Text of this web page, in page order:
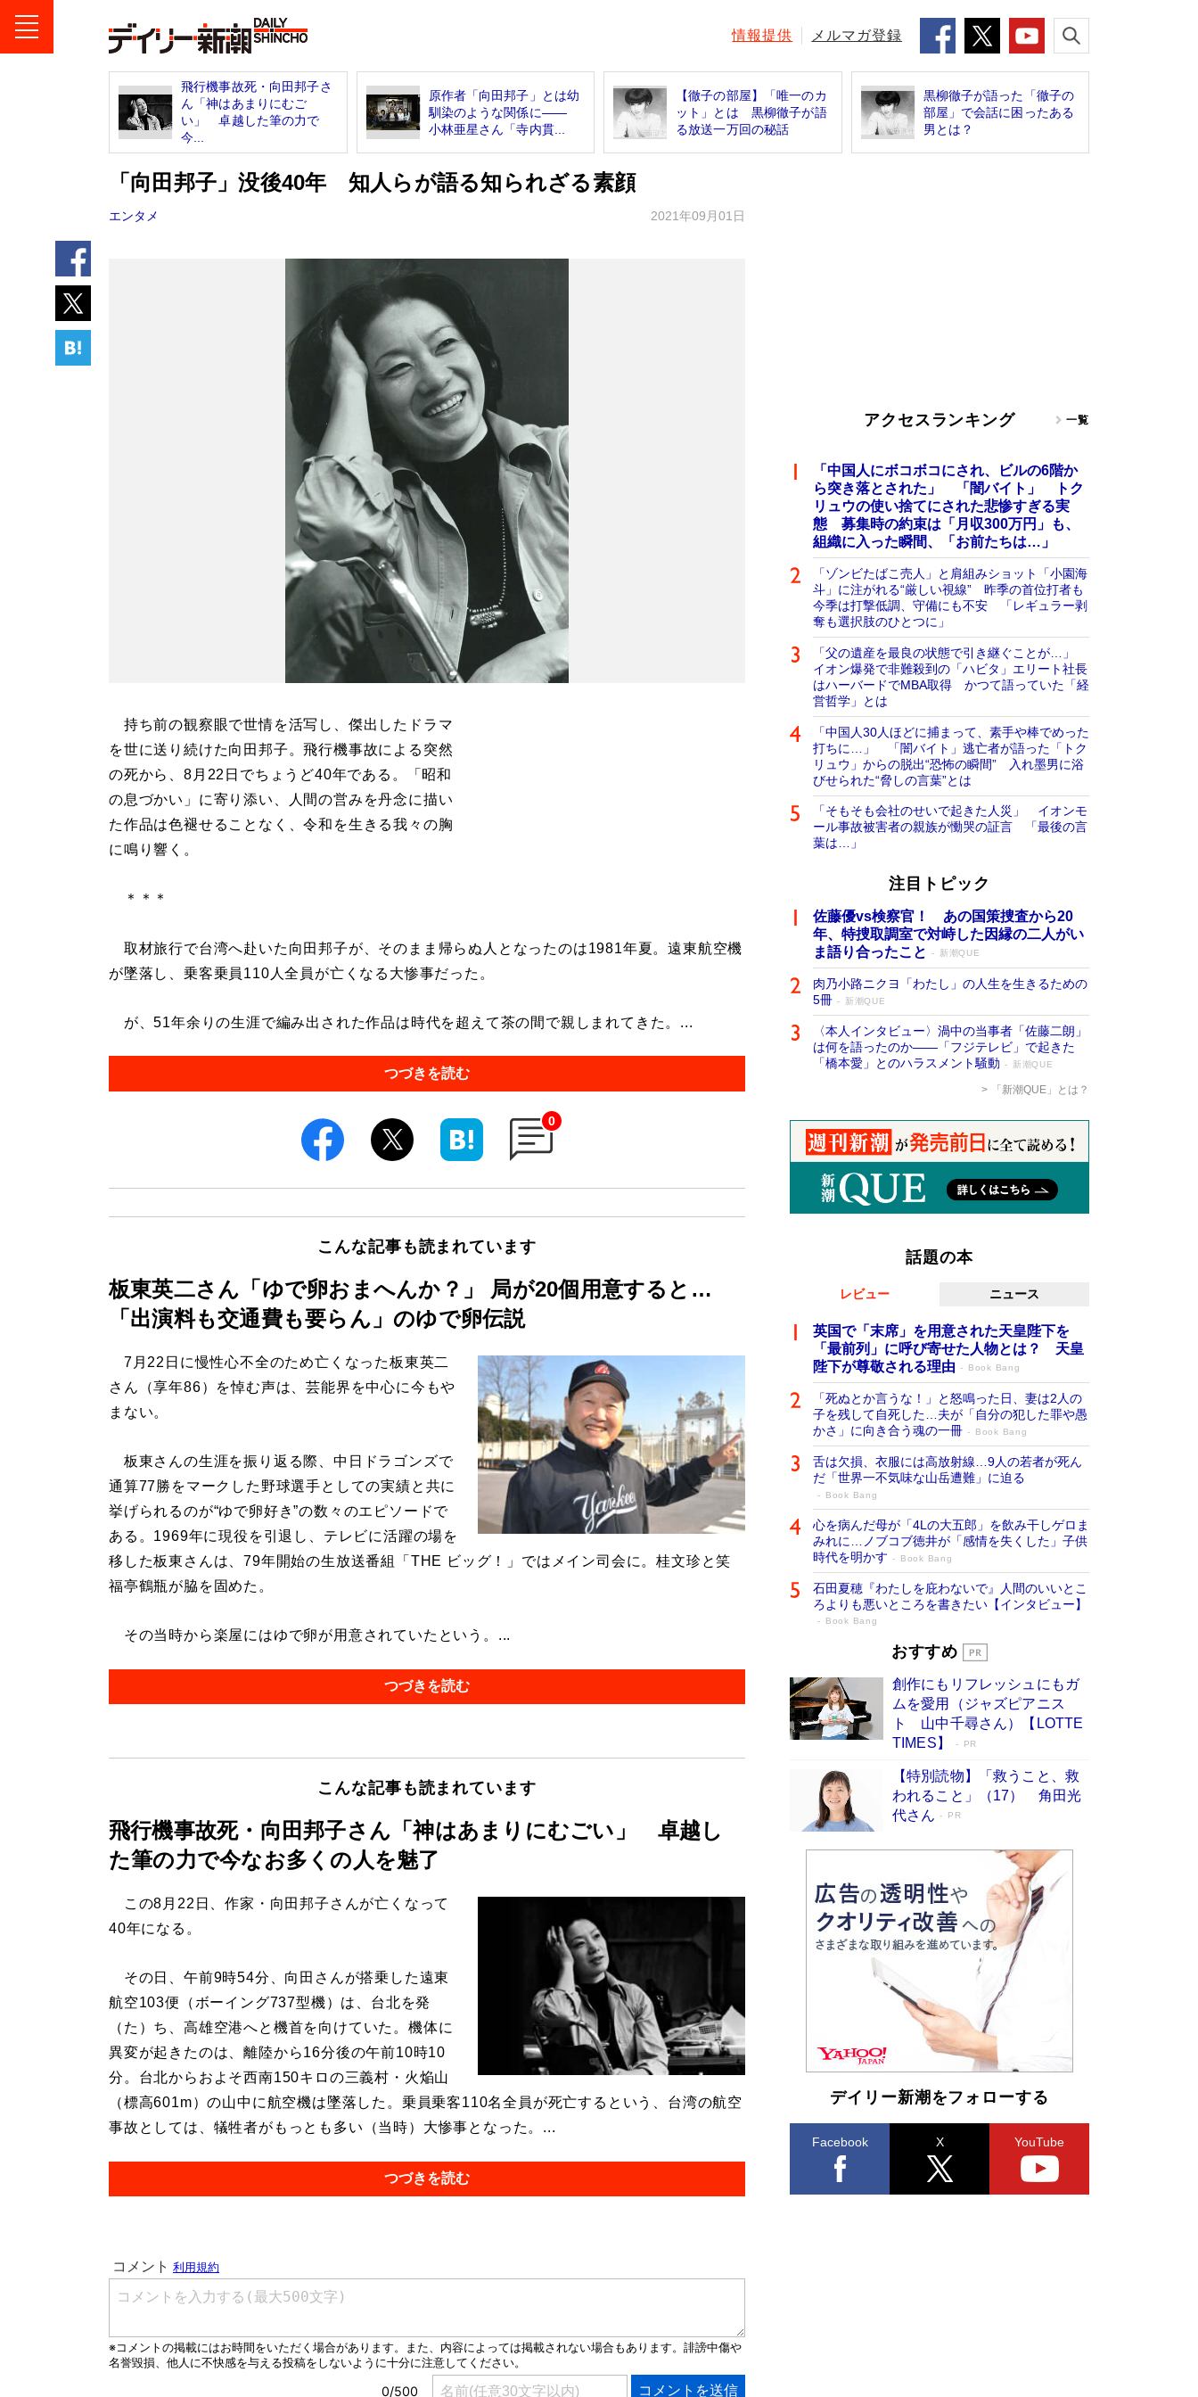
情報提供 メルマガ登録
飛行機事故死・向田邦子さ
ん「神はあまりにむご
い」 卓越した筆の力で
今...
原作者「向田邦子」とは幼
馴染のような関係に――
小林亜星さん「寺内貫...
【徹子の部屋】「唯一のカ
ット」とは 黒柳徹子が語
る放送一万回の秘話
黒柳徹子が語った「徹子の
部屋」で会話に困ったある
男とは？
「向田邦子」没後40年 知人らが語る知られざる素顔
エンタメ 2021年09月01日
持ち前の観察眼で世情を活写し、傑出したドラマ
を世に送り続けた向田邦子。飛行機事故による突然
の死から、8月22日でちょうど40年である。「昭和
の息づかい」に寄り添い、人間の営みを丹念に描い
た作品は色褪せることなく、令和を生きる我々の胸
に鳴り響く。
＊＊＊
取材旅行で台湾へ赴いた向田邦子が、そのまま帰らぬ人となったのは1981年夏。遠東航空機
が墜落し、乗客乗員110人全員が亡くなる大惨事だった。
が、51年余りの生涯で編み出された作品は時代を超えて茶の間で親しまれてきた。...
つづきを読む
0
こんな記事も読まれています
板東英二さん「ゆで卵おまへんか？」 局が20個用意すると…
「出演料も交通費も要らん」のゆで卵伝説
7月22日に慢性心不全のため亡くなった板東英二
さん（享年86）を悼む声は、芸能界を中心に今もや
まない。
板東さんの生涯を振り返る際、中日ドラゴンズで
通算77勝をマークした野球選手としての実績と共に
挙げられるのが“ゆで卵好き”の数々のエピソードで
ある。1969年に現役を引退し、テレビに活躍の場を
移した板東さんは、79年開始の生放送番組「THE ビッグ！」ではメイン司会に。桂文珍と笑
福亭鶴瓶が脇を固めた。
その当時から楽屋にはゆで卵が用意されていたという。...
つづきを読む
こんな記事も読まれています
飛行機事故死・向田邦子さん「神はあまりにむごい」 卓越し
た筆の力で今なお多くの人を魅了
この8月22日、作家・向田邦子さんが亡くなって
40年になる。
その日、午前9時54分、向田さんが搭乗した遠東
航空103便（ボーイング737型機）は、台北を発
（た）ち、高雄空港へと機首を向けていた。機体に
異変が起きたのは、離陸から16分後の午前10時10
分。台北からおよそ西南150キロの三義村・火焔山
（標高601m）の山中に航空機は墜落した。乗員乗客110名全員が死亡するという、台湾の航空
事故としては、犠牲者がもっとも多い（当時）大惨事となった。...
つづきを読む
アクセスランキング 一覧
「中国人にボコボコにされ、ビルの6階か
ら突き落とされた」 「闇バイト」 トク
リュウの使い捨てにされた悲惨すぎる実
態 募集時の約束は「月収300万円」も、
組織に入った瞬間、「お前たちは…」
「ゾンビたばこ売人」と肩組みショット「小園海
斗」に注がれる“厳しい視線” 昨季の首位打者も
今季は打撃低調、守備にも不安 「レギュラー剥
奪も選択肢のひとつに」
「父の遺産を最良の状態で引き継ぐことが…」
イオン爆発で非難殺到の「ハビタ」エリート社長
はハーバードでMBA取得 かつて語っていた「経
営哲学」とは
「中国人30人ほどに捕まって、素手や棒でめった
打ちに…」 「闇バイト」逃亡者が語った「トク
リュウ」からの脱出“恐怖の瞬間” 入れ墨男に浴
びせられた“脅しの言葉”とは
「そもそも会社のせいで起きた人災」 イオンモ
ール事故被害者の親族が慟哭の証言 「最後の言
葉は…」
注目トピック
佐藤優vs検察官！ あの国策捜査から20
年、特捜取調室で対峙した因縁の二人がい
ま語り合ったこと
新潮QUE
肉乃小路ニクヨ「わたし」の人生を生きるための
5冊
新潮QUE
〈本人インタビュー〉渦中の当事者「佐藤二朗」
は何を語ったのか――「フジテレビ」で起きた
「橋本愛」とのハラスメント騒動
新潮QUE
「新潮QUE」とは？
話題の本
レビュー ニュース
英国で「末席」を用意された天皇陛下を
「最前列」に呼び寄せた人物とは？ 天皇
陛下が尊敬される理由
Book Bang
「死ぬとか言うな！」と怒鳴った日、妻は2人の
子を残して自死した…夫が「自分の犯した罪や愚
かさ」に向き合う魂の一冊
Book Bang
舌は欠損、衣服には高放射線…9人の若者が死ん
だ「世界一不気味な山岳遭難」に迫る
Book Bang
心を病んだ母が「4Lの大五郎」を飲み干しゲロま
みれに…ノブコブ徳井が「感情を失くした」子供
時代を明かす
Book Bang
石田夏穂『わたしを庇わないで』人間のいいとこ
ろよりも悪いところを書きたい【インタビュー】
Book Bang
73歳でも働くしかない 「老後レス時代」
「『火垂るの墓』は、大嘘である」原作者が抱き
続けた“自責の念”とは…「自己憐憫は描きたくな
い」監督が徹底的にこだわったこと（後編） #
Book Bang
「なんで？ そんな馬鹿な……」90歳になった作
家・阿刀田高さんが、ひとり暮らしの生活を明か
す
Book Bang
人々が新たな一歩を踏み出す連作短篇集『海のほ
Book Bang
和田秀樹の70代、80代向け新書がベスト3を独
占 上半期1位にも選出［新書ベストセラー］
Book Bang
おすすめ
創作にもリフレッシュにもガ
ムを愛用（ジャズピアニス
ト 山中千尋さん）【LOTTE
TIMES】
PR
【特別読物】「救うこと、救
われること」（17） 角田光
代さん
PR
デイリー新潮をフォローする
Facebook X YouTube